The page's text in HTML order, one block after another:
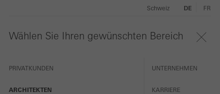
Wählen Sie Ihren gewünschten Bereich
PRIVATKUNDEN
ARCHITEKTEN
UNTERNEHMEN
KARRIERE
Schweiz DE FR